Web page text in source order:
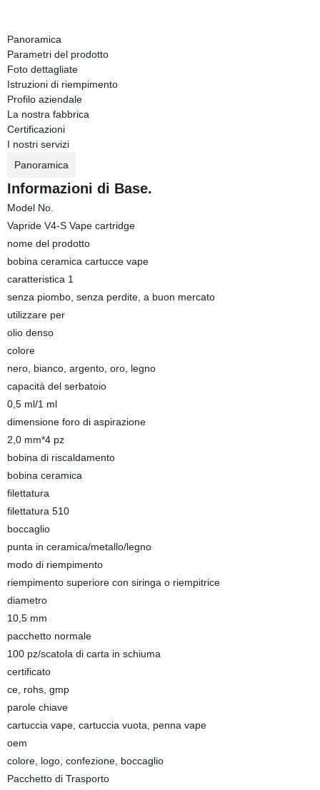
Panoramica
Parametri del prodotto
Foto dettagliate
Istruzioni di riempimento
Profilo aziendale
La nostra fabbrica
Certificazioni
I nostri servizi
Panoramica
Informazioni di Base.
Model No.
Vapride V4-S Vape cartridge
nome del prodotto
bobina ceramica cartucce vape
caratteristica 1
senza piombo, senza perdite, a buon mercato
utilizzare per
olio denso
colore
nero, bianco, argento, oro, legno
capacità del serbatoio
0,5 ml/1 ml
dimensione foro di aspirazione
2,0 mm*4 pz
bobina di riscaldamento
bobina ceramica
filettatura
filettatura 510
boccaglio
punta in ceramica/metallo/legno
modo di riempimento
riempimento superiore con siringa o riempitrice
diametro
10,5 mm
pacchetto normale
100 pz/scatola di carta in schiuma
certificato
ce, rohs, gmp
parole chiave
cartuccia vape, cartuccia vuota, penna vape
oem
colore, logo, confezione, boccaglio
Pacchetto di Trasporto